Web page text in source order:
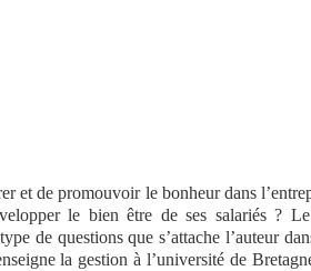
et de promouvoir le bonheur dans
le bien être de ses salariés ?
de questions que s’attache l’auteur
la gestion à l’université de